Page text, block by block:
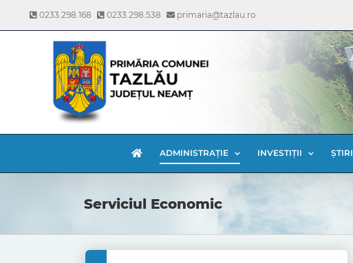
content
0233.298.168 0233.298.538 primaria@tazlau.ro
ADMINISTRAȚIE INVESTIȚII ȘTIRI
Serviciul Economic